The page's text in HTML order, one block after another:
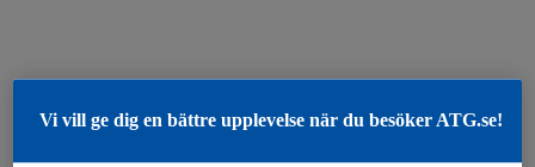
Vi vill ge dig en bättre upplevelse när du besöker ATG.se!